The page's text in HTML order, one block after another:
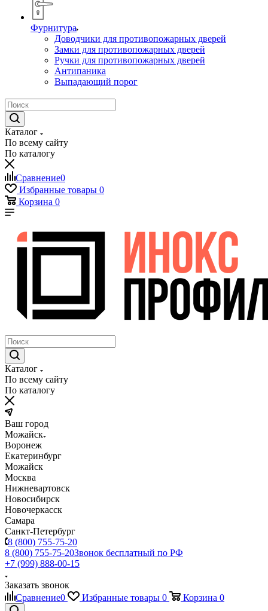
Фурнитура
Доводчики для противопожарных дверей
Замки для противопожарных дверей
Ручки для противопожарных дверей
Антипаника
Выпадающий порог
Каталог
По всему сайту
По каталогу
Сравнение0
Избранные товары 0
Корзина 0
Каталог
По всему сайту
По каталогу
Ваш город
Можайск
Воронеж
Екатеринбург
Можайск
Москва
Нижневартовск
Новосибирск
Новочеркасск
Самара
Санкт-Петербург
8 (800) 755-75-20
8 (800) 755-75-20Звонок бесплатный по РФ
+7 (999) 888-00-15
Заказать звонок
Сравнение0 Избранные товары 0 Корзина 0